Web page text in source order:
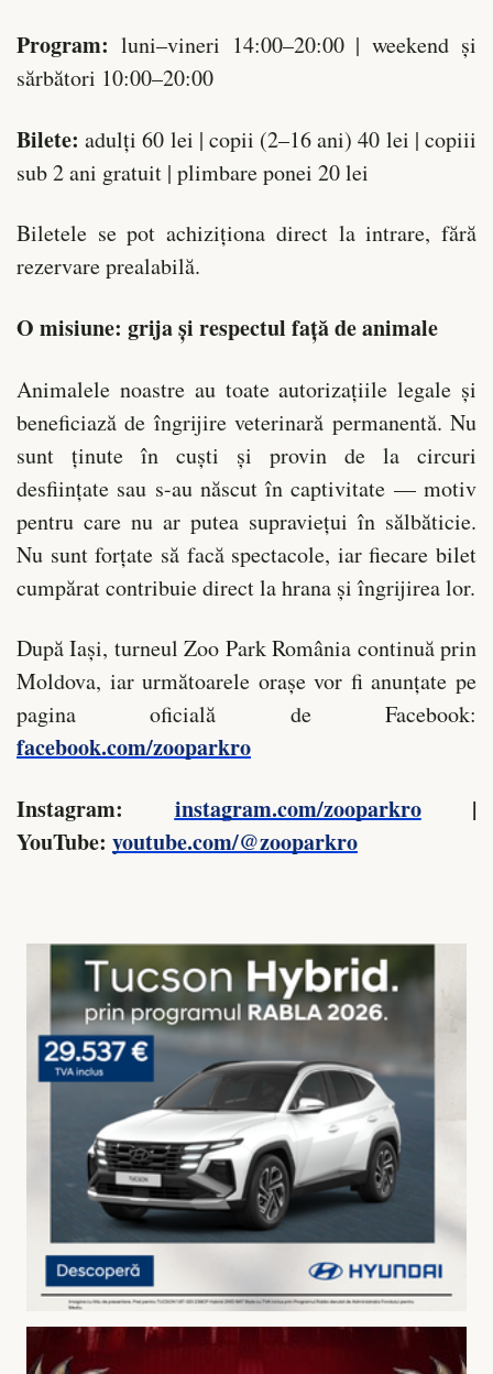
Program: luni–vineri 14:00–20:00 | weekend și
sărbători 10:00–20:00
Bilete:adulți 60 lei | copii (2–16 ani) 40 lei | copiii
sub 2 ani gratuit | plimbare ponei 20 lei
Biletele se pot achiziționa direct la intrare, fără
rezervare prealabilă.
O misiune: grija și respectul față de animale
Animalele noastre au toate autorizațiile legale și
beneficiază de îngrijire veterinară permanentă. Nu
sunt ținute în cuști și provin de la circuri
desființate sau s-au născut în captivitate — motiv
pentru care nu ar putea supraviețui în sălbăticie.
Nu sunt forțate să facă spectacole, iar fiecare bilet
cumpărat contribuie direct la hrana și îngrijirea lor.
După Iași, turneul Zoo Park România continuă prin
Moldova, iar următoarele orașe vor fi anunțate pe
pagina oficială de Facebook:
facebook.com/zooparkro
Instagram: instagram.com/zooparkro|
YouTube: youtube.com/@zooparkro